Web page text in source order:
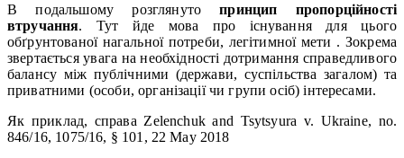
В подальшому розглянуто принцип пропорційності
втручання. Тут йде мова про існування для цього
обґрунтованої нагальної потреби, легітимної мети . Зокрема
звертається увага на необхідності дотримання справедливого
балансу між публічними (держави, суспільства загалом) та
приватними (особи, організації чи групи осіб) інтересами.
Як приклад, справа Zelenchuk and Tsytsyura v. Ukraine, no.
846/16, 1075/16, § 101, 22 May 2018